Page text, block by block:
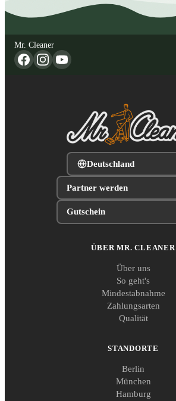
Mr. Cleaner
Deutschland
Partner werden
Gutschein
ÜBER MR. CLEANER
Über uns
So geht's
Mindestabnahme
Zahlungsarten
Qualität
STANDORTE
Berlin
München
Hamburg